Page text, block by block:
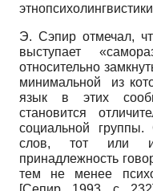
Э. Сэпир отмечал,
выступает
относительно
минимальной из
язык в этих
становится
социальной группы.
слов, тот или
принадлежность
тем не менее